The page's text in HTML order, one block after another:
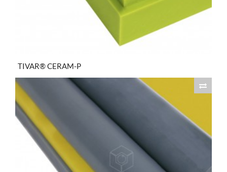
TIVAR® CERAM-P